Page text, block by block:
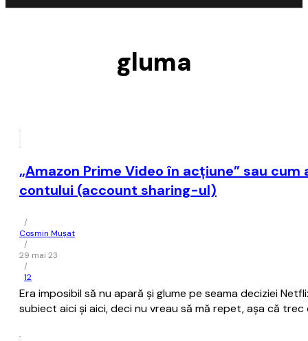
gluma
„Amazon Prime Video în acţiune” sau
contului (account sharing-ul)
/
Cosmin Mușat
/
29 mai 23
/
12
Era imposibil să nu apară şi glume pe seama deciziei
subiect aici şi aici, deci nu vreau să mă repet, aşa că